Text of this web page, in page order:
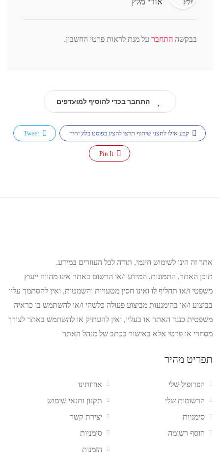
בבקשה התחבר על מנת לראות פרטי החשבון.
התחבר בכדי להוסיף למועדפים
קבע אילו לחצני שיתוף תרצו להציג בפוסט בלוג יחיד Tweet
Pin It
אתר זה הינו לשימוש חינמי, תודה לכל העוזרים במידע.
תוכן האתר, התמונות, המידע ו/או הרשום באתר אינו מהווה ייעוץ
משפטי ו/או תחליף לו ואינו חסין מטעויות והשמטות, ואין להסתמך עליו
בביצוע ו/או בהימנעות מביצוע פעולה כלשהי ו/או להשתמש בו כראיה
משפטית כנגד האתר או בעליו, ואין להעתיק או להשתמש באתר לצורך
מסחרי או פרטי אלא באישור בכתב של מנהל האתר
תפריט מהיר
אודותינו
תקנון ותנאי שימוש
יצירת קשר
סימניות
הזמנות
הפרופיל שלי
הרשומות שלי
סימניות
הוסף רשומה